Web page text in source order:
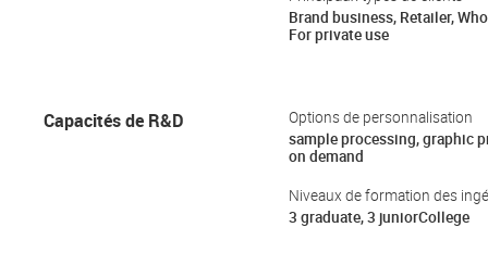
Brand business, Retailer,
For private use
Capacités de R&D
Options de personnalisation
sample processing, graphic
on demand
Niveaux de formation des
3 graduate, 3 juniorCollege